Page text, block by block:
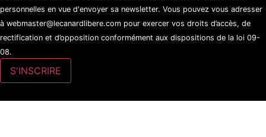
personnelles en vue d'envoyer sa newsletter. Vous pouvez vous adresser
à webmaster@lecanardlibere.com pour exercer vos droits d’accès, de
rectification et d’opposition conformément aux dispositions de la loi 09-
08.